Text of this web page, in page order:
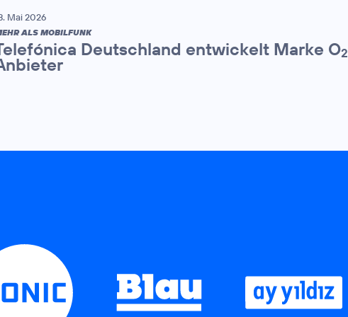
Mai 2026
ALS MOBILFUNK
Deutschland entwickelt Marke O2